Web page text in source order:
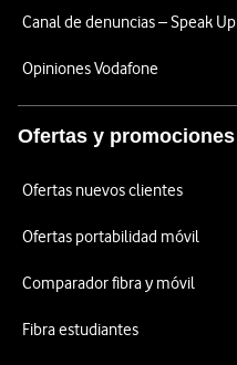
Canal de denuncias – Speak Up
Opiniones Vodafone
Ofertas y promociones
Ofertas nuevos clientes
Ofertas portabilidad móvil
Comparador fibra y móvil
Fibra estudiantes